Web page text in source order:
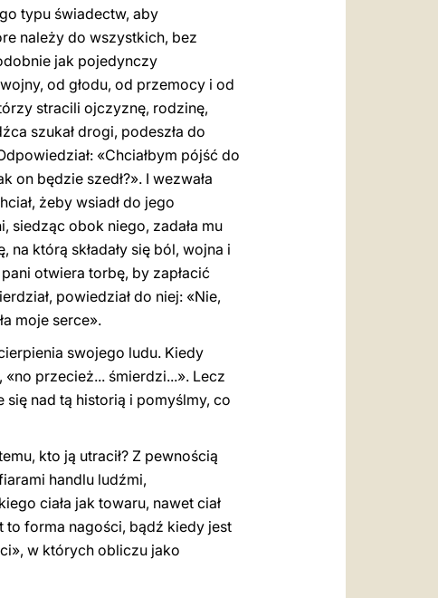
typu świadectw, aby
należy do wszystkich, bez
jak pojedynczy
od głodu, od przemocy i od
stracili ojczyznę, rodzinę,
szukał drogi, podeszła do
«Chciałbym pójść do
on będzie szedł?». I wezwała
żeby wsiadł do jego
siedząc obok niego, zadała mu
którą składały się ból, wojna i
otwiera torbę, by zapłacić
powiedział do niej: «Nie,
moje serce».
swojego ludu. Kiedy
przecież... śmierdzi...». Lecz
się nad tą historią i pomyślmy, co
kto ją utracił? Z pewnością
handlu ludźmi,
ciała jak towaru, nawet ciał
to forma nagości, bądź kiedy jest
w których obliczu jako